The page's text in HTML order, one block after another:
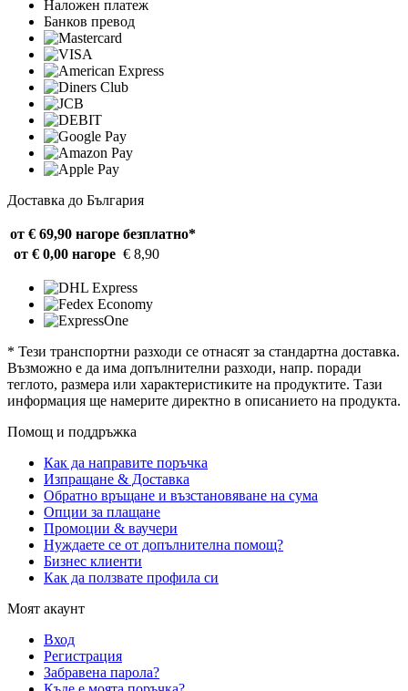
Наложен платеж
Банков превод
Доставка до България
от € 69,90 нагоре безплатно*
от € 0,00 нагоре € 8,90
* Тези транспортни разходи се отнасят за стандартна доставка.
Възможно е да има допълнителни разходи, напр. поради
теглото, размера или характеристиките на продуктите. Тази
информация ще намерите директно в описанието на продукта.
Помощ и поддръжка
Как да направите поръчка
Изпращане & Доставка
Обратно връщане и възстановяване на сума
Опции за плащане
Промоции & ваучери
Нуждаете се от допълнителна помощ?
Бизнес клиенти
Как да ползвате профила си
Моят акаунт
Вход
Регистрация
Забравена парола?